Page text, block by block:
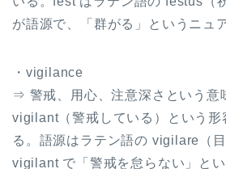
が語源で、「群がる」というニュ
・vigilance
⇒ 警戒、用心、注意深さという意
vigilant（警戒している）という形
る。語源はラテン語の vigilare（
vigilant で「警戒を怠らない」とい